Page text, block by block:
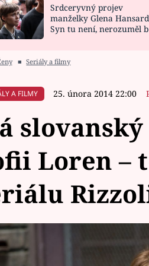
CELEBRITY
VAŘENÍ
Srdceryvný projev
manželky Glena
Syn tu není, nerozuměl
■ Seriály a filmy
A FILMY 25. února 2014 22:00
Loren –